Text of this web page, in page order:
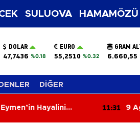
SULUOVA HAMAMÖZÜ
DOLAR
47,7436 %0.18
EURO
55,2510 %0.32
GRAM
6.660,55
DİĞER
Hayalini
11:31
9